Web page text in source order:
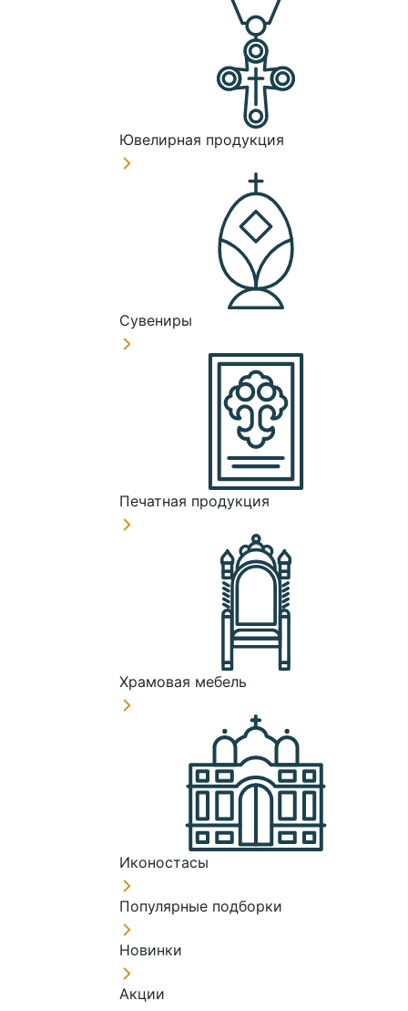
Ювелирная продукция
Сувениры
Печатная продукция
Храмовая мебель
Иконостасы
Популярные подборки
Новинки
Акции